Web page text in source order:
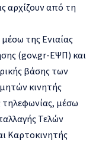
αρχίζουν από τη
της Ενιαίας
(gov.gr-ΕΨΠ) και
βάσης των
κινητής
τηλεφωνίας, μέσω
Τελών
Καρτοκινητής